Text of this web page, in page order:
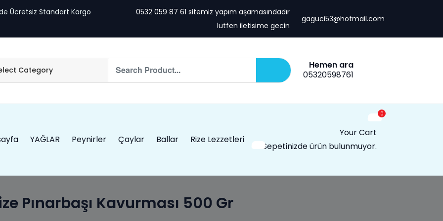
Ücretsiz Standart Kargo
0532 059 87 61 sitemiz yapım aşamasındadır
lutfen iletisime gecin
gaguci53@hotmail.com
Hemen ara
05320598761
YAĞLAR Peynirler Çaylar Ballar Rize Lezzetleri
0
Your Cart
Sepetinizde ürün bulunmuyor.
Pınarbaşı Kavurması 500 Gr